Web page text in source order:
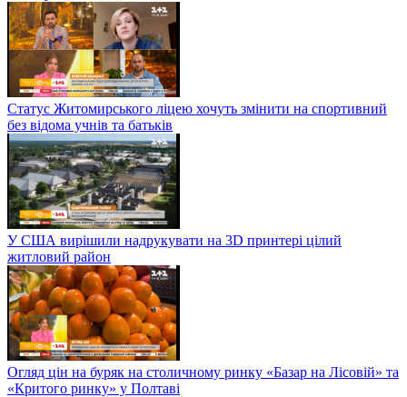
Статус Житомирського ліцею хочуть змінити на спортивний
без відома учнів та батьків
У США вирішили надрукувати на 3D принтері цілий
житловий район
Огляд цін на буряк на столичному ринку «Базар на Лісовій» та
«Критого ринку» у Полтаві